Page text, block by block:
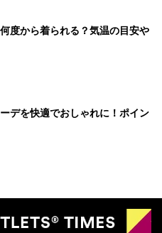
度から着られる？気温の目安や
デを快適でおしゃれに！ポイン